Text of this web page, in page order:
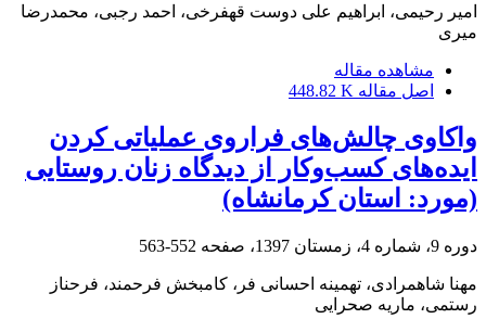
امیر رحیمی، ابراهیم علی دوست قهفرخی، احمد رجبی، محمدرضا
میری
مشاهده مقاله
اصل مقاله 448.82 K
واکاوی چالش‌های فراروی عملیاتی کردن
ایده‌های کسب‌وکار از دیدگاه زنان روستایی
(مورد: استان کرمانشاه)
دوره 9، شماره 4، زمستان 1397، صفحه 552-563
مهنا شاهمرادی، تهمینه احسانی فر، کامبخش فرحمند، فرحناز
رستمی، ماریه صحرایی